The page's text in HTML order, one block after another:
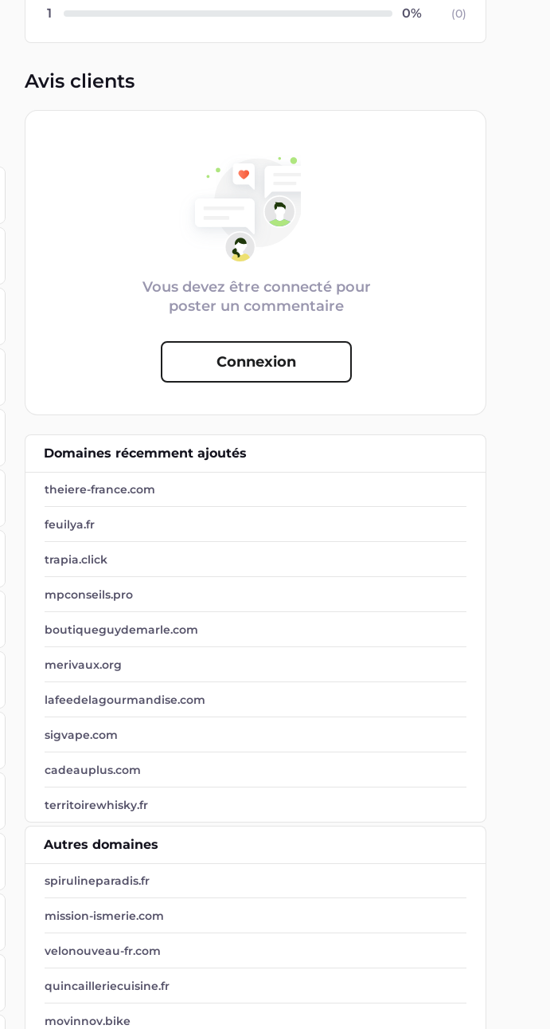
1 (0)
Avis clients
Vous devez être connecté pour
poster un commentaire
Connexion
Domaines récemment ajoutés
theiere-france.com
feuilya.fr
trapia.click
mpconseils.pro
boutiqueguydemarle.com
merivaux.org
lafeedelagourmandise.com
sigvape.com
cadeauplus.com
territoirewhisky.fr
Autres domaines
spirulineparadis.fr
mission-ismerie.com
velonouveau-fr.com
quincailleriecuisine.fr
movinnov.bike